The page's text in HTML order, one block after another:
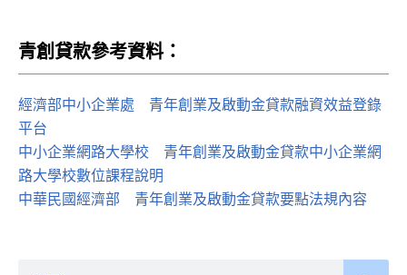
青創貸款參考資料：
經濟部中小企業處
青年創業及啟動金貸款融資效益登錄
平台
中小企業網路大學校
青年創業及啟動金貸款中小企業網
路大學校數位課程說明
中華民國經濟部
青年創業及啟動金貸款要點法規內容